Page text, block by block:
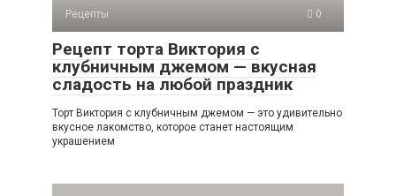
Рецепты 0
Рецепт торта Виктория с
клубничным джемом — вкусная
сладость на любой праздник
Торт Виктория с клубничным джемом — это удивительно
вкусное лакомство, которое станет настоящим
украшением